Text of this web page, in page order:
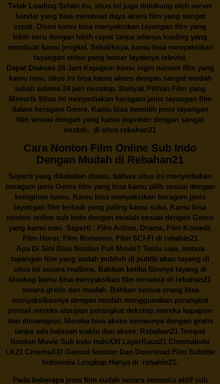
Tidak Loading Selain itu, situs ini juga didukung oleh server
handal yang bisa membuat daya akses film yang sangat
cepat. Disini kamu bisa menyaksikan tayangan film yang
lebih seru dengan lebih cepat tanpa adanya loading yang
membuat kamu jengkel. Sebaliknya, kamu bisa menyaksikan
tayangan video yang lancar layaknya televisi.
Dapat Diakses 24 Jam Kapapun kamu ingin nonton film yang
kamu mau, situs ini bisa kamu akses dengan sangat mudah
sekali selama 24 jam nonstop. Banyak Pilihan Film yang
Menarik Situs ini menyediakan beragam jenis tayangan film
dalam beragam Genre. Kamu bisa memilih jenis tayangan
film sesuai dengan yang kamu inginkan dengan sangat
mudah. di situs rebahan21
Cara Nonton Film Online Sub Indo
Dengan Mudah di Rebahan21
Seperti yang dikatakan diatas, bahwa situs ini menyediakan
beragam jenis Genre film yang bisa kamu pilih sesuai dengan
keinginan kamu. Kamu bisa menyaksikan beragam jenis
tayangan film terbaik yang paling kamu suka. Kamu bisa
nonton online sub Indo dengan mudah sesuai dengan Genre
yang kamu mau. Seperti : Film Action, Drama, Film Komedi,
Film Horor, Film Romance, Film SCI-FI di rebahin21
Apa Di Sini Bisa Nonton Full Movie? Tentu saja, semua
tayangan film yang sudah publish di publik akan tayang di
situs ini secara realtime. Bahkan ketika filmnya tayang di
bioskop kamu bisa menyaksikan film tersebut di rebahan21
secara gratis dan mudah. Bahkan semua orang bisa
menyaksikannya dengan mudah menggunakan perangkat
ponsel mereka ataupun perangkat dekstop mereka kapapun
dan dimanapun. Mereka bisa akses semaunya dengan gratis
tanpa ada batasan waktu dan akses. Rebahan21 Tempat
Nonton Movie Sub Indo IndoXXI LayarKaca21 CinemaIndo
LK21 CinemaXXI Ganool Nonton Dan Download Film Subtitle
Indonesia Lengkap Hanya di rebahin21.
Pada beberapa jenis film sudah secara otomatis aktif sub